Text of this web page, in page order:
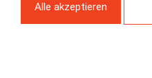
Alle akzeptieren